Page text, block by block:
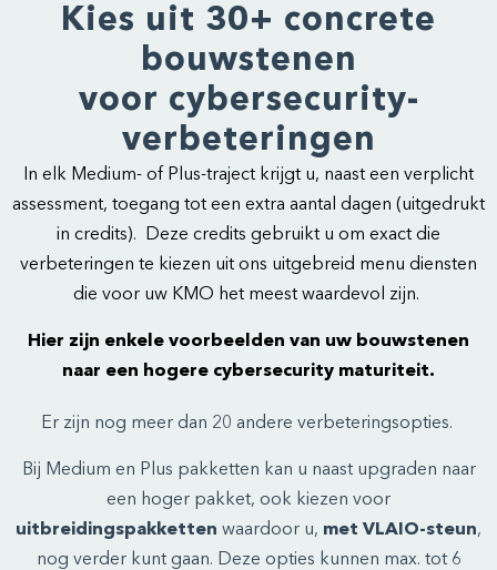
Kies uit 30+ concrete
bouwstenen
voor cybersecurity-
verbeteringen
In elk Medium- of Plus-traject krijgt u, naast een verplicht
assessment, toegang tot een extra aantal dagen (uitgedrukt
in credits). Deze credits gebruikt u om exact die
verbeteringen te kiezen uit ons uitgebreid menu diensten
die voor uw KMO het meest waardevol zijn.
Hier zijn enkele voorbeelden van uw bouwstenen
naar een hogere cybersecurity maturiteit.
Er zijn nog meer dan 20 andere verbeteringsopties.
Bij Medium en Plus pakketten kan u naast upgraden naar
een hoger pakket, ook kiezen voor
uitbreidingspakketten waardoor u, met VLAIO-steun,
nog verder kunt gaan. Deze opties kunnen max. tot 6